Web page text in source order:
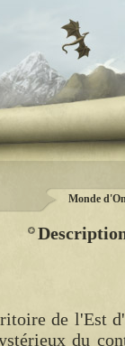
Monde
de l'Est d'
du